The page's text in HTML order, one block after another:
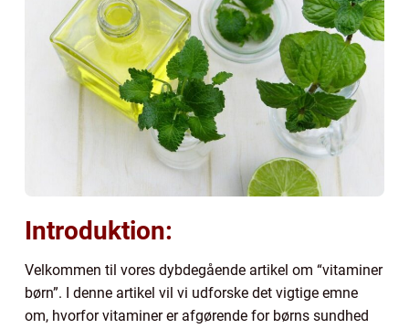
Introduktion:
Velkommen til vores dybdegående artikel om “vitaminer
børn”. I denne artikel vil vi udforske det vigtige emne
om, hvorfor vitaminer er afgørende for børns sundhed